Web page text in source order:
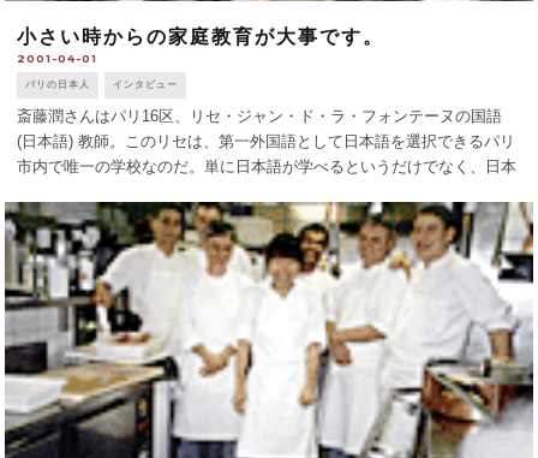
小さい時からの家庭教育が大事です。
2001-04-01
パリの日本人 インタビュー
斎藤潤さんはパリ16区、リセ・ジャン・ド・ラ・フォンテーヌの国語
(日本語) 教師。このリセは、第一外国語として日本語を選択できるパリ
市内で唯一の学校なのだ。単に日本語が学べるというだけでなく、日本
できるのも大きな [...]